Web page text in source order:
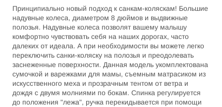
Принципиально новый подход к санкам-коляскам! Большие
надувные колеса, диаметром 8 дюймов и выдвижные
полозья. Надувные колеса позволят вашему малышу
комфортно чувствовать себя на наших дорогах, часто
далеких от идеала. А при необходимости вы можете легко
переключить санки-коляску на полозья и преодолевать
заснеженные поверхности. Данная модель укомплектована
сумочкой и варежками для мамы, съемным матрасиком из
искусственного меха и прозрачным тентом от ветра и
дождя с двумя молниями по бокам. Спинка регулируется
до положения "лежа", ручка перекидывается при помощи